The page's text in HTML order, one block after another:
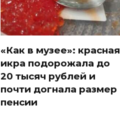
«Как в музее»: красная
икра подорожала до
20 тысяч рублей и
почти догнала размер
пенсии